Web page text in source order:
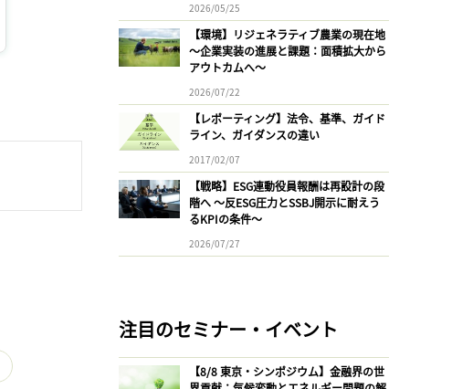
2026/05/25
【環境】リジェネラティブ農業の現在地
〜企業実装の進展と課題：面積拡大から
アウトカムへ〜
2026/07/22
【レポーティング】法令、基準、ガイド
ライン、ガイダンスの違い
2017/02/07
【戦略】ESG連動役員報酬は再設計の段
階へ 〜反ESG圧力とSSBJ開示に耐えう
るKPIの条件〜
2026/07/27
注目のセミナー・イベント
【8/8 東京・シンポジウム】金融界の世